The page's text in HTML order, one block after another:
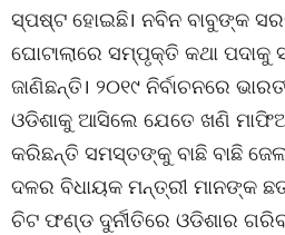
ସ୍ପଷ୍ଟ ହୋଇଛି। ନବିନ ବାବୁଙ୍କ
ଘୋଟାଲାରେ ସମ୍ପୃକ୍ତି କଥା ପଦାକୁ
ଜାଣିଛନ୍ତି। ୨୦୧୯ ନିର୍ବାଚନରେ
ଓଡିଶାକୁ ଆସିଲେ ଯେତେ ଖଣି
କରିଛନ୍ତି ସମସ୍ତଙ୍କୁ ବାଛି ବାଛି
ଦଳର ବିଧାୟକ ମନ୍ତ୍ରୀ ମାନଙ୍କ
ଚିଟ ଫଣ୍ଡ ଦୁର୍ନୀତିରେ ଓଡିଶାର